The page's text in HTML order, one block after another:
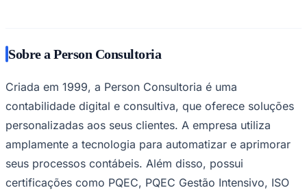
São Paulo
Sobre a Person Consultoria
Criada em 1999, a Person Consultoria é uma
contabilidade digital e consultiva, que oferece soluções
personalizadas aos seus clientes. A empresa utiliza
amplamente a tecnologia para automatizar e aprimorar
seus processos contábeis. Além disso, possui
certificações como PQEC, PQEC Gestão Intensivo, ISO